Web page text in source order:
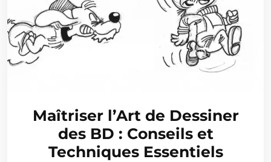
Maîtriser l’Art de Dessiner
des BD : Conseils et
Techniques Essentiels